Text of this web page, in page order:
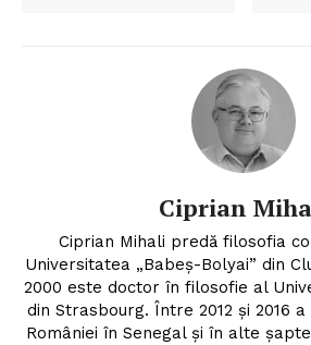
Ciprian
Ciprian Mihali predă filosofia
Universitatea „Babeș-Bolyai” din
2000 este doctor în filosofie al
din Strasbourg. Între 2012 și 2016
României în Senegal și în alte